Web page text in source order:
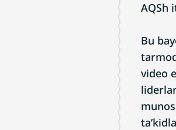
AQSh
Bu
video